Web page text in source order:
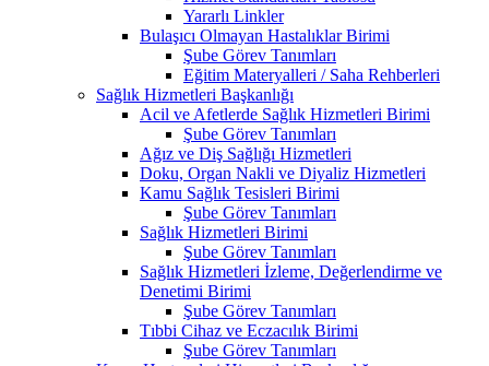
Yararlı Linkler
Bulaşıcı Olmayan Hastalıklar Birimi
Şube Görev Tanımları
Eğitim Materyalleri / Saha Rehberleri
Sağlık Hizmetleri Başkanlığı
Acil ve Afetlerde Sağlık Hizmetleri Birimi
Şube Görev Tanımları
Ağız ve Diş Sağlığı Hizmetleri
Doku, Organ Nakli ve Diyaliz Hizmetleri
Kamu Sağlık Tesisleri Birimi
Şube Görev Tanımları
Sağlık Hizmetleri Birimi
Şube Görev Tanımları
Sağlık Hizmetleri İzleme, Değerlendirme ve
Denetimi Birimi
Şube Görev Tanımları
Tıbbi Cihaz ve Eczacılık Birimi
Şube Görev Tanımları